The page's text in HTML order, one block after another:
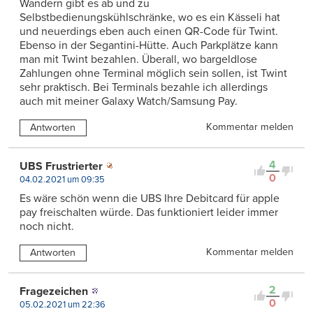
Wandern gibt es ab und zu
Selbstbedienungskühlschränke, wo es ein Kässeli hat
und neuerdings eben auch einen QR-Code für Twint.
Ebenso in der Segantini-Hütte. Auch Parkplätze kann
man mit Twint bezahlen. Überall, wo bargeldlose
Zahlungen ohne Terminal möglich sein sollen, ist Twint
sehr praktisch. Bei Terminals bezahle ich allerdings
auch mit meiner Galaxy Watch/Samsung Pay.
Antworten Kommentar melden
4
0
UBS Frustrierter
04.02.2021 um 09:35
Es wäre schön wenn die UBS Ihre Debitcard für apple
pay freischalten würde. Das funktioniert leider immer
noch nicht.
Antworten Kommentar melden
2
0
Fragezeichen
05.02.2021 um 22:36